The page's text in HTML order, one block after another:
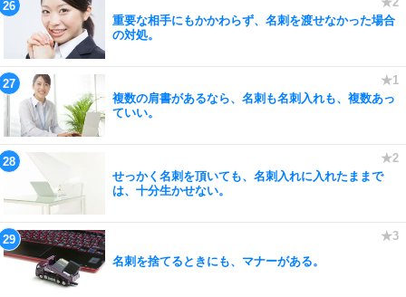
重要な相手にもかかわらず、名刺を渡せなかった場合
の対処。
複数の肩書があるなら、名刺も名刺入れも、複数あっ
ていい。
せっかく名刺を頂いても、名刺入れに入れたままで
は、十分生かせない。
名刺を捨てるときにも、マナーがある。